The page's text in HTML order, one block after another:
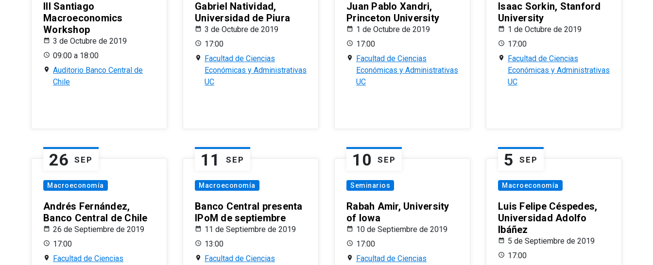
III Santiago
Macroeconomics
Workshop
3 de Octubre de 2019
09:00 a 18:00
Auditorio Banco Central de
Chile
Gabriel Natividad,
Universidad de Piura
3 de Octubre de 2019
17:00
Facultad de Ciencias
Económicas y Administrativas
UC
Juan Pablo Xandri,
Princeton University
1 de Octubre de 2019
17:00
Facultad de Ciencias
Económicas y Administrativas
UC
Isaac Sorkin, Stanford
University
1 de Octubre de 2019
17:00
Facultad de Ciencias
Económicas y Administrativas
UC
26 SEP
Macroeconomía
Andrés Fernández,
Banco Central de Chile
26 de Septiembre de 2019
17:00
Facultad de Ciencias
11 SEP
Macroeconomía
Banco Central presenta
IPoM de septiembre
11 de Septiembre de 2019
13:00
Facultad de Ciencias
10 SEP
Seminarios
Rabah Amir, University
of Iowa
10 de Septiembre de 2019
17:00
Facultad de Ciencias
5 SEP
Macroeconomía
Luis Felipe Céspedes,
Universidad Adolfo
Ibáñez
5 de Septiembre de 2019
17:00